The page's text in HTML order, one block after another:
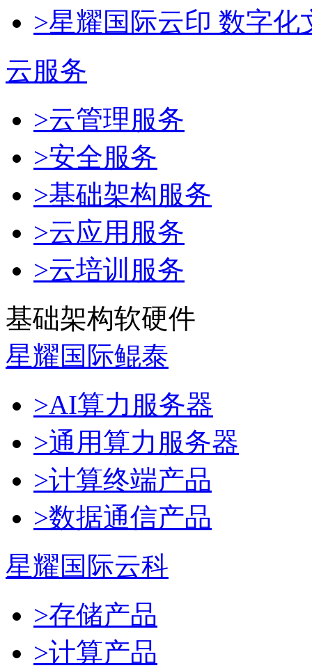
>星耀国际云印 数字化
云服务
>云管理服务
>安全服务
>基础架构服务
>云应用服务
>云培训服务
基础架构软硬件
星耀国际鲲泰
>AI算力服务器
>通用算力服务器
>计算终端产品
>数据通信产品
星耀国际云科
>存储产品
>计算产品